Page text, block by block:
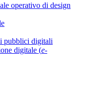
operativo di design
pubblici digitali
digitale (e-